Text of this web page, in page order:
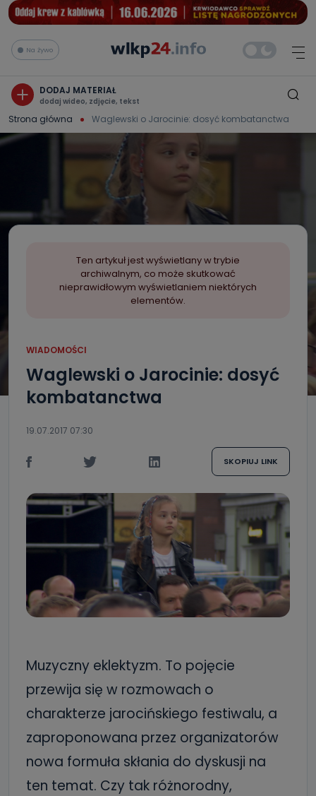
Na żywo
DODAJ MATERIAŁ
dodaj wideo, zdjęcie, tekst
Strona główna Waglewski o Jarocinie: dosyć kombatanctwa
Ten artykuł jest wyświetlany w trybie
archiwalnym, co może skutkować
nieprawidłowym wyświetlaniem niektórych
elementów.
WIADOMOŚCI
Waglewski o Jarocinie: dosyć
kombatanctwa
19.07.2017 07:30
SKOPIUJ LINK
Muzyczny eklektyzm. To pojęcie
przewija się w rozmowach o
charakterze jarocińskiego festiwalu, a
zaproponowana przez organizatorów
nowa formuła skłania do dyskusji na
ten temat. Czy tak różnorodny,